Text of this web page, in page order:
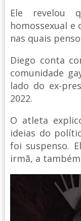
Ele revelou
homossexual e
nas quais
Diego conta
comunidade
lado do ex-
2022.
O atleta
ideias do
foi suspenso.
irmã, a